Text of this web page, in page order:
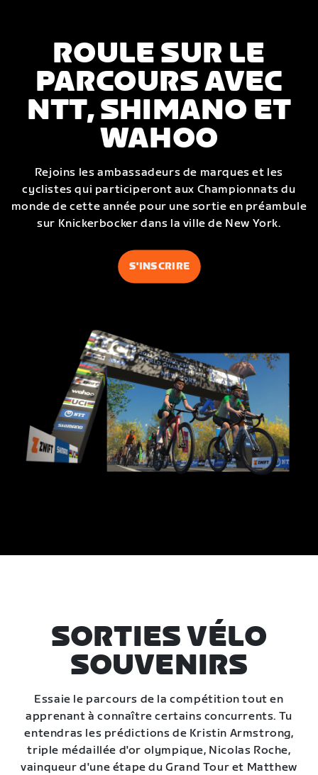
ROULE SUR LE
PARCOURS AVEC
NTT, SHIMANO ET
WAHOO
Rejoins les ambassadeurs de marques et les
cyclistes qui participeront aux Championnats du
monde de cette année pour une sortie en préambule
sur Knickerbocker dans la ville de New York.
S'INSCRIRE
SORTIES VÉLO
SOUVENIRS
Essaie le parcours de la compétition tout en
apprenant à connaître certains concurrents. Tu
entendras les prédictions de Kristin Armstrong,
triple médaillée d'or olympique, Nicolas Roche,
vainqueur d'une étape du Grand Tour et Matthew